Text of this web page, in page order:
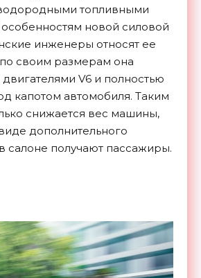
топливными
новой силовой
инженеры относят ее
по своим размерам она
V6 и полностью
капотом автомобиля. Таким
снижается вес машины,
дополнительного
салоне получают пассажиры.